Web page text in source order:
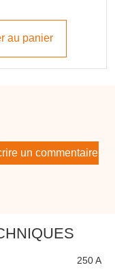
au panier
un commentaire
250 A